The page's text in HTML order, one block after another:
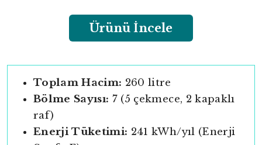
Ürünü İncele
Toplam Hacim: 260 litre
Bölme Sayısı: 7 (5 çekmece, 2 kapaklı
raf)
Enerji Tüketimi: 241 kWh/yıl (Enerji